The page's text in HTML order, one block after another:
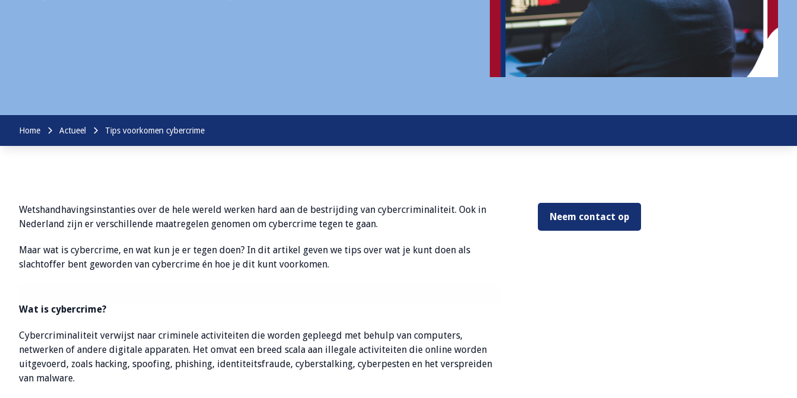
Home Actueel Tips voorkomen cybercrime
Wetshandhavingsinstanties over de hele wereld werken hard aan de bestrijding van cybercriminaliteit. Ook in
Nederland zijn er verschillende maatregelen genomen om cybercrime tegen te gaan.
Maar wat is cybercrime, en wat kun je er tegen doen? In dit artikel geven we tips over wat je kunt doen als
slachtoffer bent geworden van cybercrime én hoe je dit kunt voorkomen.
Wat is cybercrime?
Cybercriminaliteit verwijst naar criminele activiteiten die worden gepleegd met behulp van computers,
netwerken of andere digitale apparaten. Het omvat een breed scala aan illegale activiteiten die online worden
uitgevoerd, zoals hacking, spoofing, phishing, identiteitsfraude, cyberstalking, cyberpesten en het verspreiden
van malware.
Neem contact op